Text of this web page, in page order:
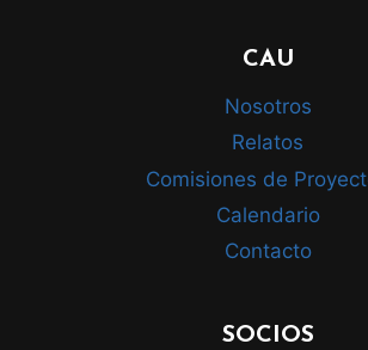
CAU
Nosotros
Relatos
Comisiones de
Calendario
Contacto
SOCIOS